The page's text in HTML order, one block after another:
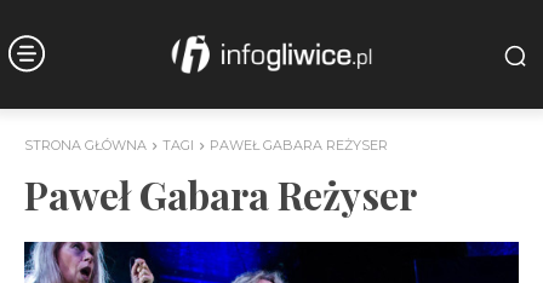
STRONA GŁÓWNA TAGI PAWEŁ GABARA REŻYSER
Paweł Gabara Reżyser